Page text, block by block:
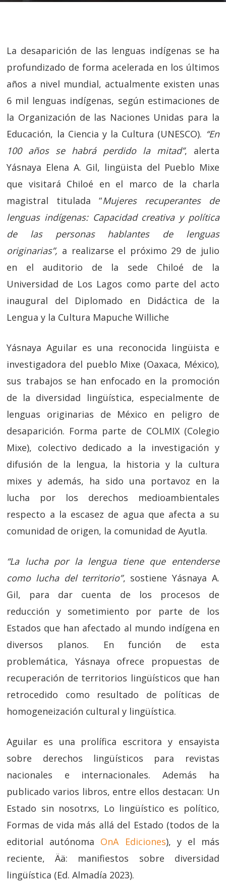
La desaparición de las lenguas indígenas se ha
profundizado de forma acelerada en los últimos
años a nivel mundial, actualmente existen unas
6 mil lenguas indígenas, según estimaciones de
la Organización de las Naciones Unidas para la
Educación, la Ciencia y la Cultura (UNESCO). ‘‘En
100 años se habrá perdido la mitad’’, alerta
Yásnaya Elena A. Gil, lingüista del Pueblo Mixe
que visitará Chiloé en el marco de la charla
magistral titulada “Mujeres recuperantes de
lenguas indígenas: Capacidad creativa y política
de las personas hablantes de lenguas
originarias”, a realizarse el próximo 29 de julio
en el auditorio de la sede Chiloé de la
Universidad de Los Lagos como parte del acto
inaugural del Diplomado en Didáctica de la
Lengua y la Cultura Mapuche Williche
Yásnaya Aguilar es una reconocida lingüista e
investigadora del pueblo Mixe (Oaxaca, México),
sus trabajos se han enfocado en la promoción
de la diversidad lingüística, especialmente de
lenguas originarias de México en peligro de
desaparición. Forma parte de COLMIX (Colegio
Mixe), colectivo dedicado a la investigación y
difusión de la lengua, la historia y la cultura
mixes y además, ha sido una portavoz en la
lucha por los derechos medioambientales
respecto a la escasez de agua que afecta a su
comunidad de origen, la comunidad de Ayutla.
“La lucha por la lengua tiene que entenderse
como lucha del territorio”, sostiene Yásnaya A.
Gil, para dar cuenta de los procesos de
reducción y sometimiento por parte de los
Estados que han afectado al mundo indígena en
diversos planos. En función de esta
problemática, Yásnaya ofrece propuestas de
recuperación de territorios lingüísticos que han
retrocedido como resultado de políticas de
homogeneización cultural y lingüística.
Aguilar es una prolífica escritora y ensayista
sobre derechos lingüísticos para revistas
nacionales e internacionales. Además ha
publicado varios libros, entre ellos destacan: Un
Estado sin nosotrxs, Lo lingüístico es político,
Formas de vida más allá del Estado (todos de la
editorial autónoma OnA Ediciones), y el más
reciente, Ää: manifiestos sobre diversidad
lingüística (Ed. Almadía 2023).